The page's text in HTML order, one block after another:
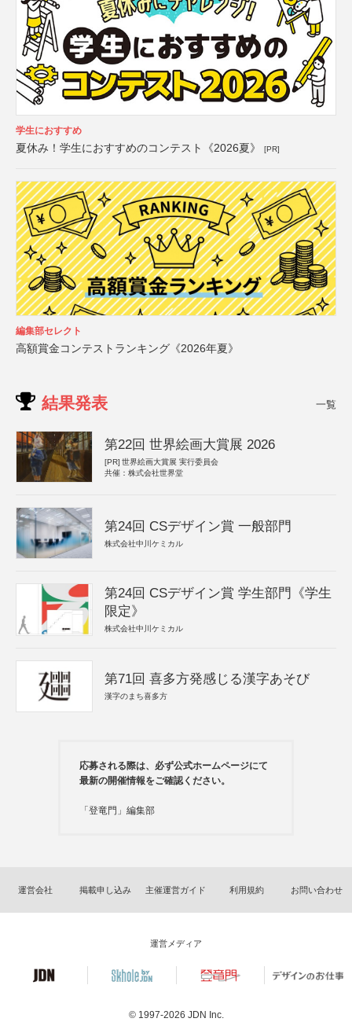
学生におすすめ
夏休み！学生におすすめのコンテスト《2026夏》 [PR]
編集部セレクト
高額賞金コンテストランキング《2026年夏》
結果発表 一覧
第22回 世界絵画大賞展 2026
[PR] 世界絵画大賞展 実行委員会
共催：株式会社世界堂
第24回 CSデザイン賞 一般部門
株式会社中川ケミカル
第24回 CSデザイン賞 学生部門《学生
限定》
株式会社中川ケミカル
第71回 喜多方発感じる漢字あそび
漢字のまち喜多方
応募される際は、必ず公式ホームページにて
最新の開催情報をご確認ください。
「登竜門」編集部
運営会社 掲載申し込み 主催運営ガイド 利用規約 お問い合わせ
運営メディア
© 1997-2026 JDN Inc.